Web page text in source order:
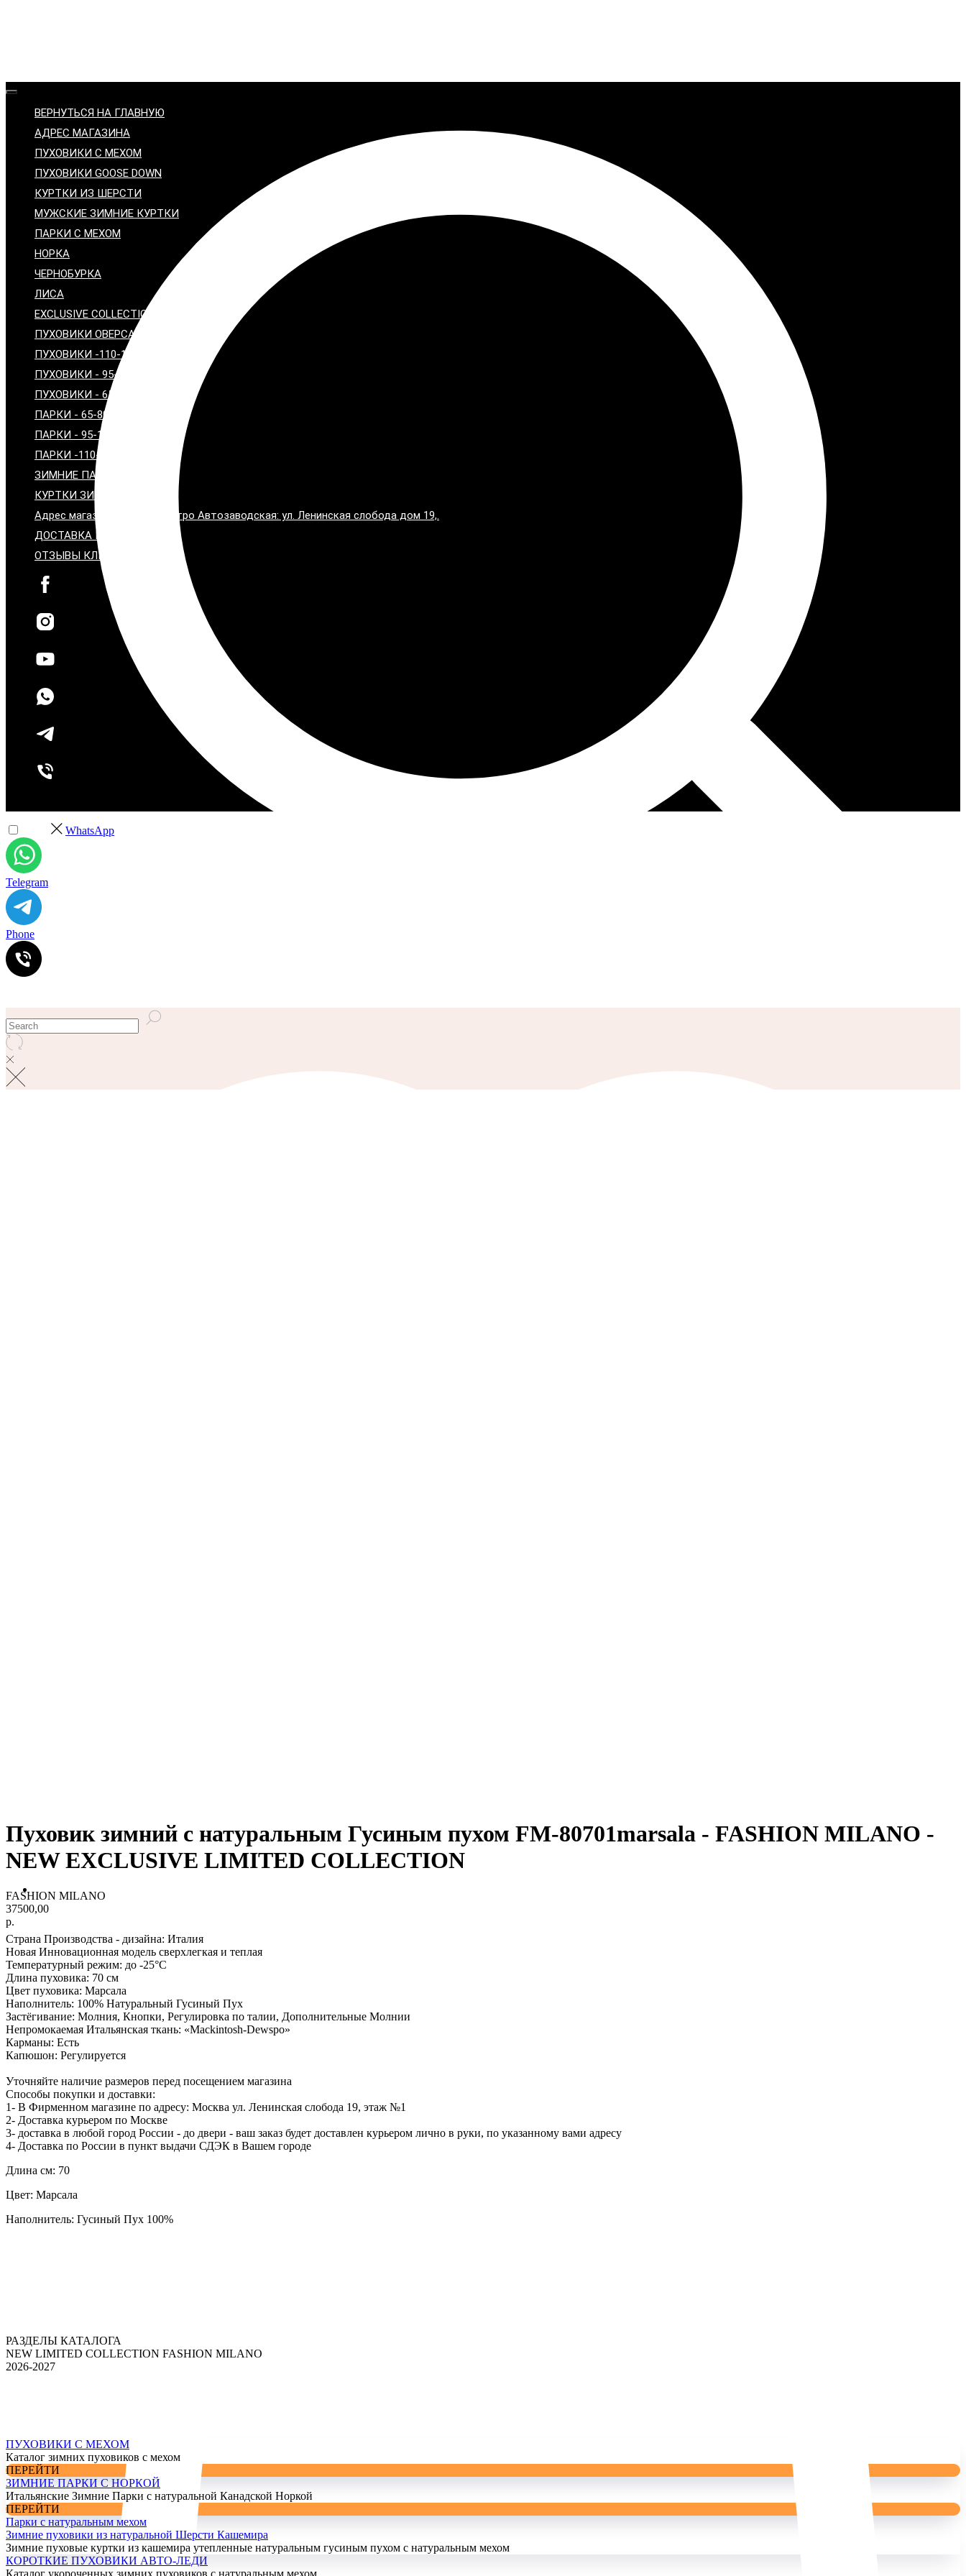
ВЕРНУТЬСЯ НА ГЛАВНУЮ
АДРЕС МАГАЗИНА
ПУХОВИКИ С МЕХОМ
ПУХОВИКИ GOOSE DOWN
КУРТКИ ИЗ ШЕРСТИ
МУЖСКИЕ ЗИМНИЕ КУРТКИ
ПАРКИ С МЕХОМ
НОРКА
ЧЕРНОБУРКА
ЛИСА
EXCLUSIVE COLLECTION
ПУХОВИКИ ОВЕРСАЙЗ
ПУХОВИКИ -110-120 см
ПУХОВИКИ - 95-100 см
ПУХОВИКИ - 65-80 см
ПАРКИ - 65-80 СМ
ПАРКИ - 95-100 СМ
ПАРКИ -110-115 СМ
ЗИМНИЕ ПАЛЬТО С МЕХОМ
КУРТКИ ЗИМНИЕ С МЕХОМ
Адрес магазина: Москва, метро Автозаводская: ул. Ленинская слобода дом 19,.
ДОСТАВКА И ОПЛАТА
ОТЗЫВЫ КЛИЕНТОВ
WhatsApp
Telegram
Phone
Пуховик зимний с натуральным Гусиным пухом FM-80701marsala - FASHION MILANO -
NEW EXCLUSIVE LIMITED COLLECTION
FASHION MILANO
37500,00
р.
Страна Производства - дизайна: Италия
Новая Инновационная модель сверхлегкая и теплая
Температурный режим: до -25°С
Длина пуховика: 70 см
Цвет пуховика: Марсала
Наполнитель: 100% Натуральный Гусиный Пух
Застёгивание: Молния, Кнопки, Регулировка по талии, Дополнительные Молнии
Непромокаемая Итальянская ткань: «Mackintosh-Dewspo»
Карманы: Есть
Капюшон: Регулируется
Уточняйте наличие размеров перед посещением магазина
Способы покупки и доставки:
1- В Фирменном магазине по адресу: Москва ул. Ленинская слобода 19, этаж №1
2- Доставка курьером по Москве
3- доставка в любой город России - до двери - ваш заказ будет доставлен курьером лично в руки, по указанному вами адресу
4- Доставка по России в пункт выдачи СДЭК в Вашем городе
Длина см: 70
Цвет: Марсала
Наполнитель: Гусиный Пух 100%
РАЗДЕЛЫ КАТАЛОГА
NEW LIMITED COLLECTION FASHION MILANO
2026-2027
ПУХОВИКИ С МЕХОМ
Каталог зимних пуховиков с мехом
ПЕРЕЙТИ
ЗИМНИЕ ПАРКИ С НОРКОЙ
Итальянские Зимние Парки с натуральной Канадской Норкой
ПЕРЕЙТИ
Парки с натуральным мехом
Зимние пуховики из натуральной Шерсти Кашемира
Зимние пуховые куртки из кашемира утепленные натуральным гусиным пухом с натуральным мехом
КОРОТКИЕ ПУХОВИКИ АВТО-ЛЕДИ
Каталог укороченных зимних пуховиков с натуральным мехом